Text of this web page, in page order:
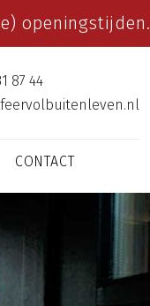
openingstijden.
87 44
CONTACT